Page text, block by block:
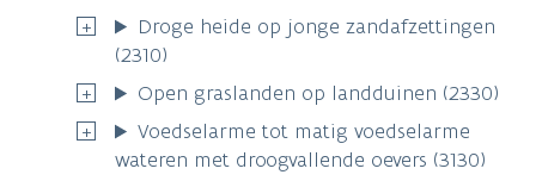
Droge heide op jonge zandafzettingen
(2310)
Open graslanden op landduinen (2330)
Voedselarme tot matig voedselarme
wateren met droogvallende oevers (3130)